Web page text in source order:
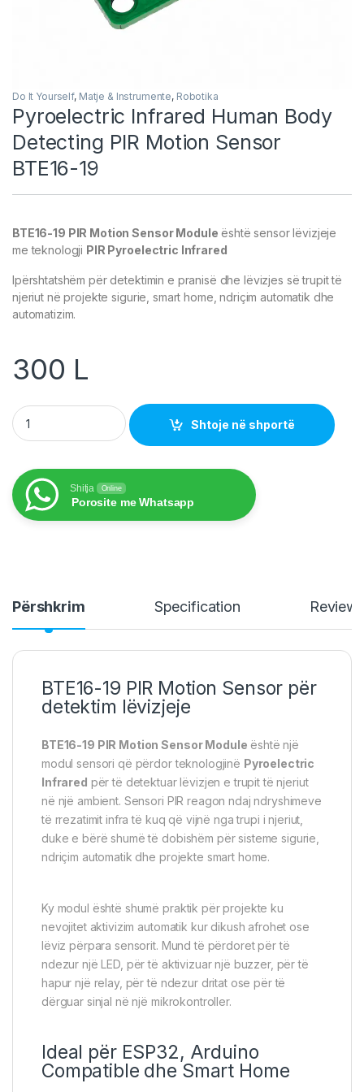
Do It Yourself, Matje & Instrumente, Robotika
Pyroelectric Infrared Human Body
Detecting PIR Motion Sensor
BTE16-19
BTE16-19 PIR Motion Sensor Module është sensor lëvizjeje
me teknologji PIR Pyroelectric Infrared
Ipërshtatshëm për detektimin e pranisë dhe lëvizjes së trupit të
njeriut në projekte sigurie, smart home, ndriçim automatik dhe
automatizim.
300 L
Pyroelectric Infrared Human Body Detecting PIR Motion
Shtoje në shportë
Shitja Online
Porosite me Whatsapp
Përshkrim Specification
BTE16-19 PIR Motion Sensor për
detektim lëvizjeje
BTE16-19 PIR Motion Sensor Module është një
modul sensori që përdor teknologjinë Pyroelectric
Infrared për të detektuar lëvizjen e trupit të njeriut
në një ambient. Sensori PIR reagon ndaj ndryshimeve
të rrezatimit infra të kuq që vijnë nga trupi i njeriut,
duke e bërë shumë të dobishëm për sisteme sigurie,
ndriçim automatik dhe projekte smart home.
Ky modul është shumë praktik për projekte ku
nevojitet aktivizim automatik kur dikush afrohet ose
lëviz përpara sensorit. Mund të përdoret për të
ndezur një LED, për të aktivizuar një buzzer, për të
hapur një relay, për të ndezur dritat ose për të
dërguar sinjal në një mikrokontroller.
Ideal për ESP32, Arduino
Compatible dhe Smart Home